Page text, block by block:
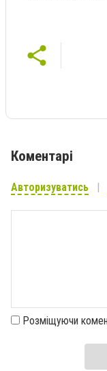
Коментарі
Авторизуватись
Розміщуючи